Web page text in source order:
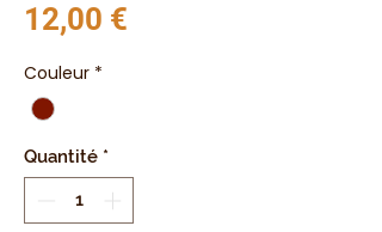
12,00 €
Couleur *
Quantité *